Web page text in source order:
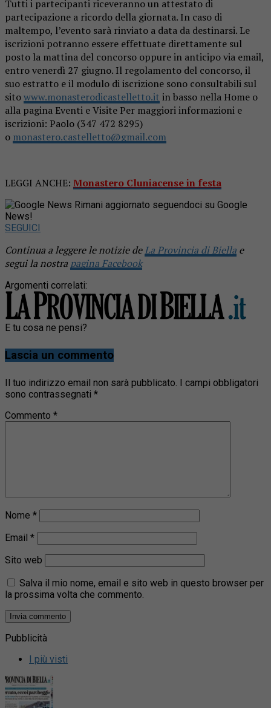
Tutti i partecipanti riceveranno un attestato di
partecipazione a ricordo della giornata. In caso di
maltempo, l’evento sarà rinviato a data da destinarsi. Le
iscrizioni potranno essere effettuate direttamente sul
posto la mattina del concorso oppure in anticipo via email,
entro venerdì 27 giugno. Il regolamento del concorso, il
suo estratto e il modulo di iscrizione sono consultabili sul
sitowww.monasterodicastelletto.it in basso nella Home o
alla pagina Eventi e Visite Per maggiori informazioni e
iscrizioni: Paolo (347 472 8295)
o monastero.castelletto@gmail.com
LEGGI ANCHE: Monastero Cluniacense in festa
Rimani aggiornato seguendoci su Google
News!
SEGUICI
Continua a leggere le notizie deLa Provincia di Biella e
segui la nostra pagina Facebook
Argomenti correlati:
E tu cosa ne pensi?
Lascia un commento
Il tuo indirizzo email non sarà pubblicato. I campi obbligatori
sono contrassegnati *
Commento *
Nome *
Email *
Sito web
Salva il mio nome, email e sito web in questo browser per
la prossima volta che commento.
Pubblicità
I più visti